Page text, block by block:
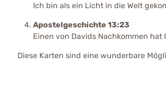
Ich bin als ein Licht in die Welt
Apostelgeschichte 13:23
Einen von Davids Nachkommen
Diese Karten sind eine wunderbare